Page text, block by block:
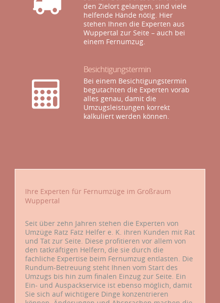
den Zielort gelangen, sind viele
helfende Hände nötig. Hier
stehen Ihnen die Experten aus
Wuppertal zur Seite – auch bei
einem Fernumzug.
Besichtigungstermin
Bei einem Besichtigungstermin
begutachten die Experten vorab
alles genau, damit die
Umzugsleistungen korrekt
kalkuliert werden können.
Ihre Experten für Fernumzüge im Großraum
Wuppertal
Seit über zehn Jahren stehen die Experten von
Umzüge Ratz Fatz Helfer e. K. ihren Kunden mit Rat
und Tat zur Seite. Diese profitieren vor allem von
den tatkräftigen Helfern, die sie durch die
fachliche Expertise beim Fernumzug entlasten. Die
Rundum-Betreuung steht Ihnen vom Start des
Umzugs bis hin zum finalen Einzug zur Seite. Ein
Ein- und Auspackservice ist ebenso möglich, damit
Sie sich auf wichtigere Dinge konzentrieren